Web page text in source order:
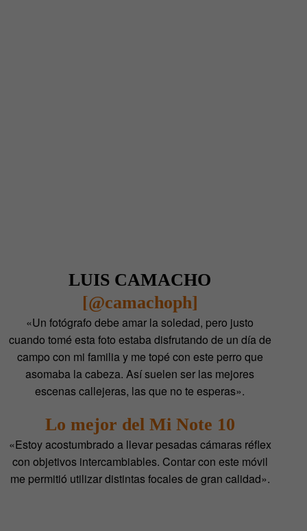
LUIS CAMACHO
[@camachoph]
«Un fotógrafo debe amar la soledad, pero justo
cuando tomé esta foto estaba disfrutando de un día de
campo con mi familia y me topé con este perro que
asomaba la cabeza. Así suelen ser las mejores
escenas callejeras, las que no te esperas».
Lo mejor del Mi Note 10
«Estoy acostumbrado a llevar pesadas cámaras réflex
con objetivos intercambiables. Contar con este móvil
me permitió utilizar distintas focales de gran calidad».